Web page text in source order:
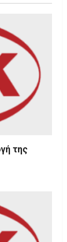
της